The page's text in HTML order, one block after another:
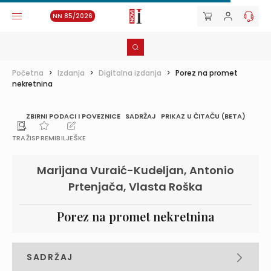
NN 85/2026
Početna > Izdanja > Digitalna izdanja > Porez na promet
nekretnina
ZBIRNI PODACI I POVEZNICE SADRŽAJ PRIKAZ U ČITAČU (BETA)
TRAŽISPREMIBILJEŠKE
Marijana Vuraić-Kudeljan, Antonio
Prtenjača, Vlasta Roška
Porez na promet nekretnina
SADRŽAJ